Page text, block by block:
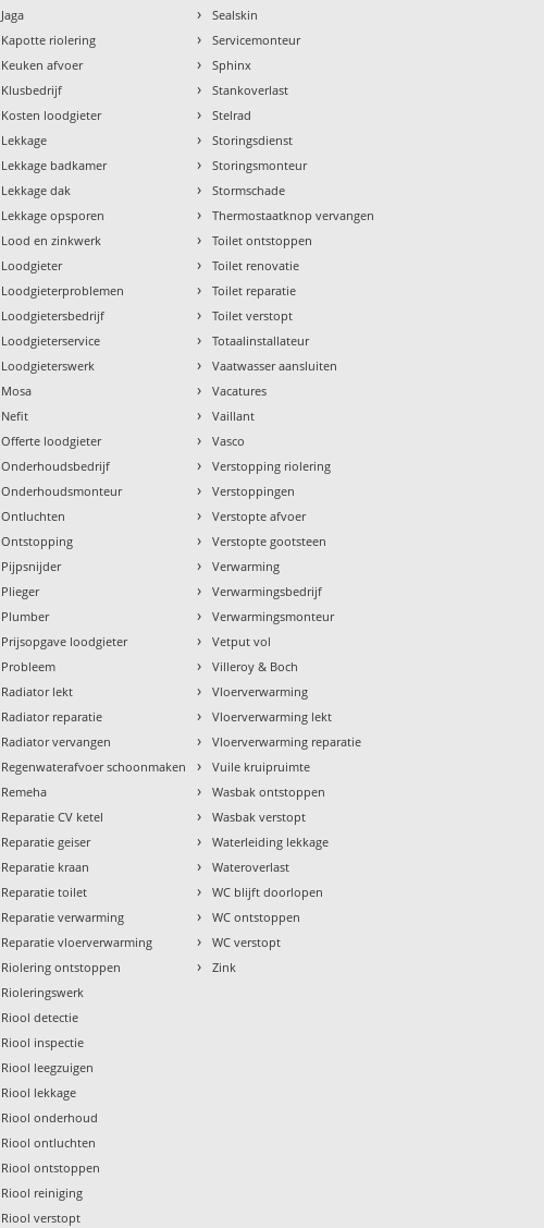
Jaga
Kapotte riolering
Keuken afvoer
Klusbedrijf
Kosten loodgieter
Lekkage
Lekkage badkamer
Lekkage dak
Lekkage opsporen
Lood en zinkwerk
Loodgieter
Loodgieterproblemen
Loodgietersbedrijf
Loodgieterservice
Loodgieterswerk
Mosa
Nefit
Offerte loodgieter
Onderhoudsbedrijf
Onderhoudsmonteur
Ontluchten
Ontstopping
Pijpsnijder
Plieger
Plumber
Prijsopgave loodgieter
Probleem
Radiator lekt
Radiator reparatie
Radiator vervangen
Regenwaterafvoer schoonmaken
Remeha
Reparatie CV ketel
Reparatie geiser
Reparatie kraan
Reparatie toilet
Reparatie verwarming
Reparatie vloerverwarming
Riolering ontstoppen
Rioleringswerk
Riool detectie
Riool inspectie
Riool leegzuigen
Riool lekkage
Riool onderhoud
Riool ontluchten
Riool ontstoppen
Riool reiniging
Riool verstopt
› Sealskin
› Servicemonteur
› Sphinx
› Stankoverlast
› Stelrad
› Storingsdienst
› Storingsmonteur
› Stormschade
› Thermostaatknop vervangen
› Toilet ontstoppen
› Toilet renovatie
› Toilet reparatie
› Toilet verstopt
› Totaalinstallateur
› Vaatwasser aansluiten
› Vacatures
› Vaillant
› Vasco
› Verstopping riolering
› Verstoppingen
› Verstopte afvoer
› Verstopte gootsteen
› Verwarming
› Verwarmingsbedrijf
› Verwarmingsmonteur
› Vetput vol
› Villeroy & Boch
› Vloerverwarming
› Vloerverwarming lekt
› Vloerverwarming reparatie
› Vuile kruipruimte
› Wasbak ontstoppen
› Wasbak verstopt
› Waterleiding lekkage
› Wateroverlast
› WC blijft doorlopen
› WC ontstoppen
› WC verstopt
› Zink